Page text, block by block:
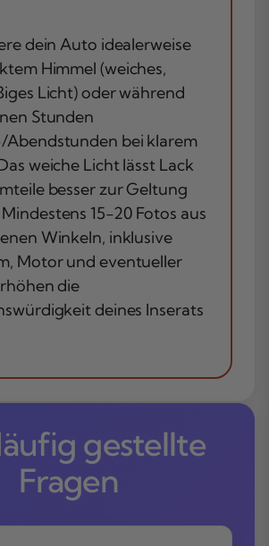
dein Auto idealerweise
Himmel (weiches,
Licht) oder während
Stunden
bei klarem
weiche Licht lässt Lack
besser zur Geltung
15-20 Fotos aus
Winkeln, inklusive
Motor und eventueller
die
deines Inserats
gestellte
Fragen